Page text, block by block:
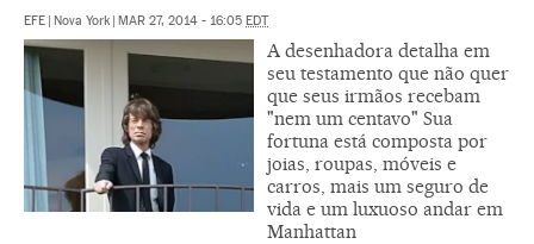
EFE | Nova York | MAR 27, 2014 - 16:05 EDT
A desenhadora detalha em
seu testamento que não quer
que seus irmãos recebam
"nem um centavo" Sua
fortuna está composta por
joias, roupas, móveis e
carros, mais um seguro de
vida e um luxuoso andar em
Manhattan